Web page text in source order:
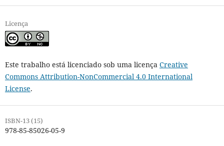
Licença
Este trabalho está licenciado sob uma licença Creative
Commons Attribution-NonCommercial 4.0 International
License.
ISBN-13 (15)
978-85-85026-05-9